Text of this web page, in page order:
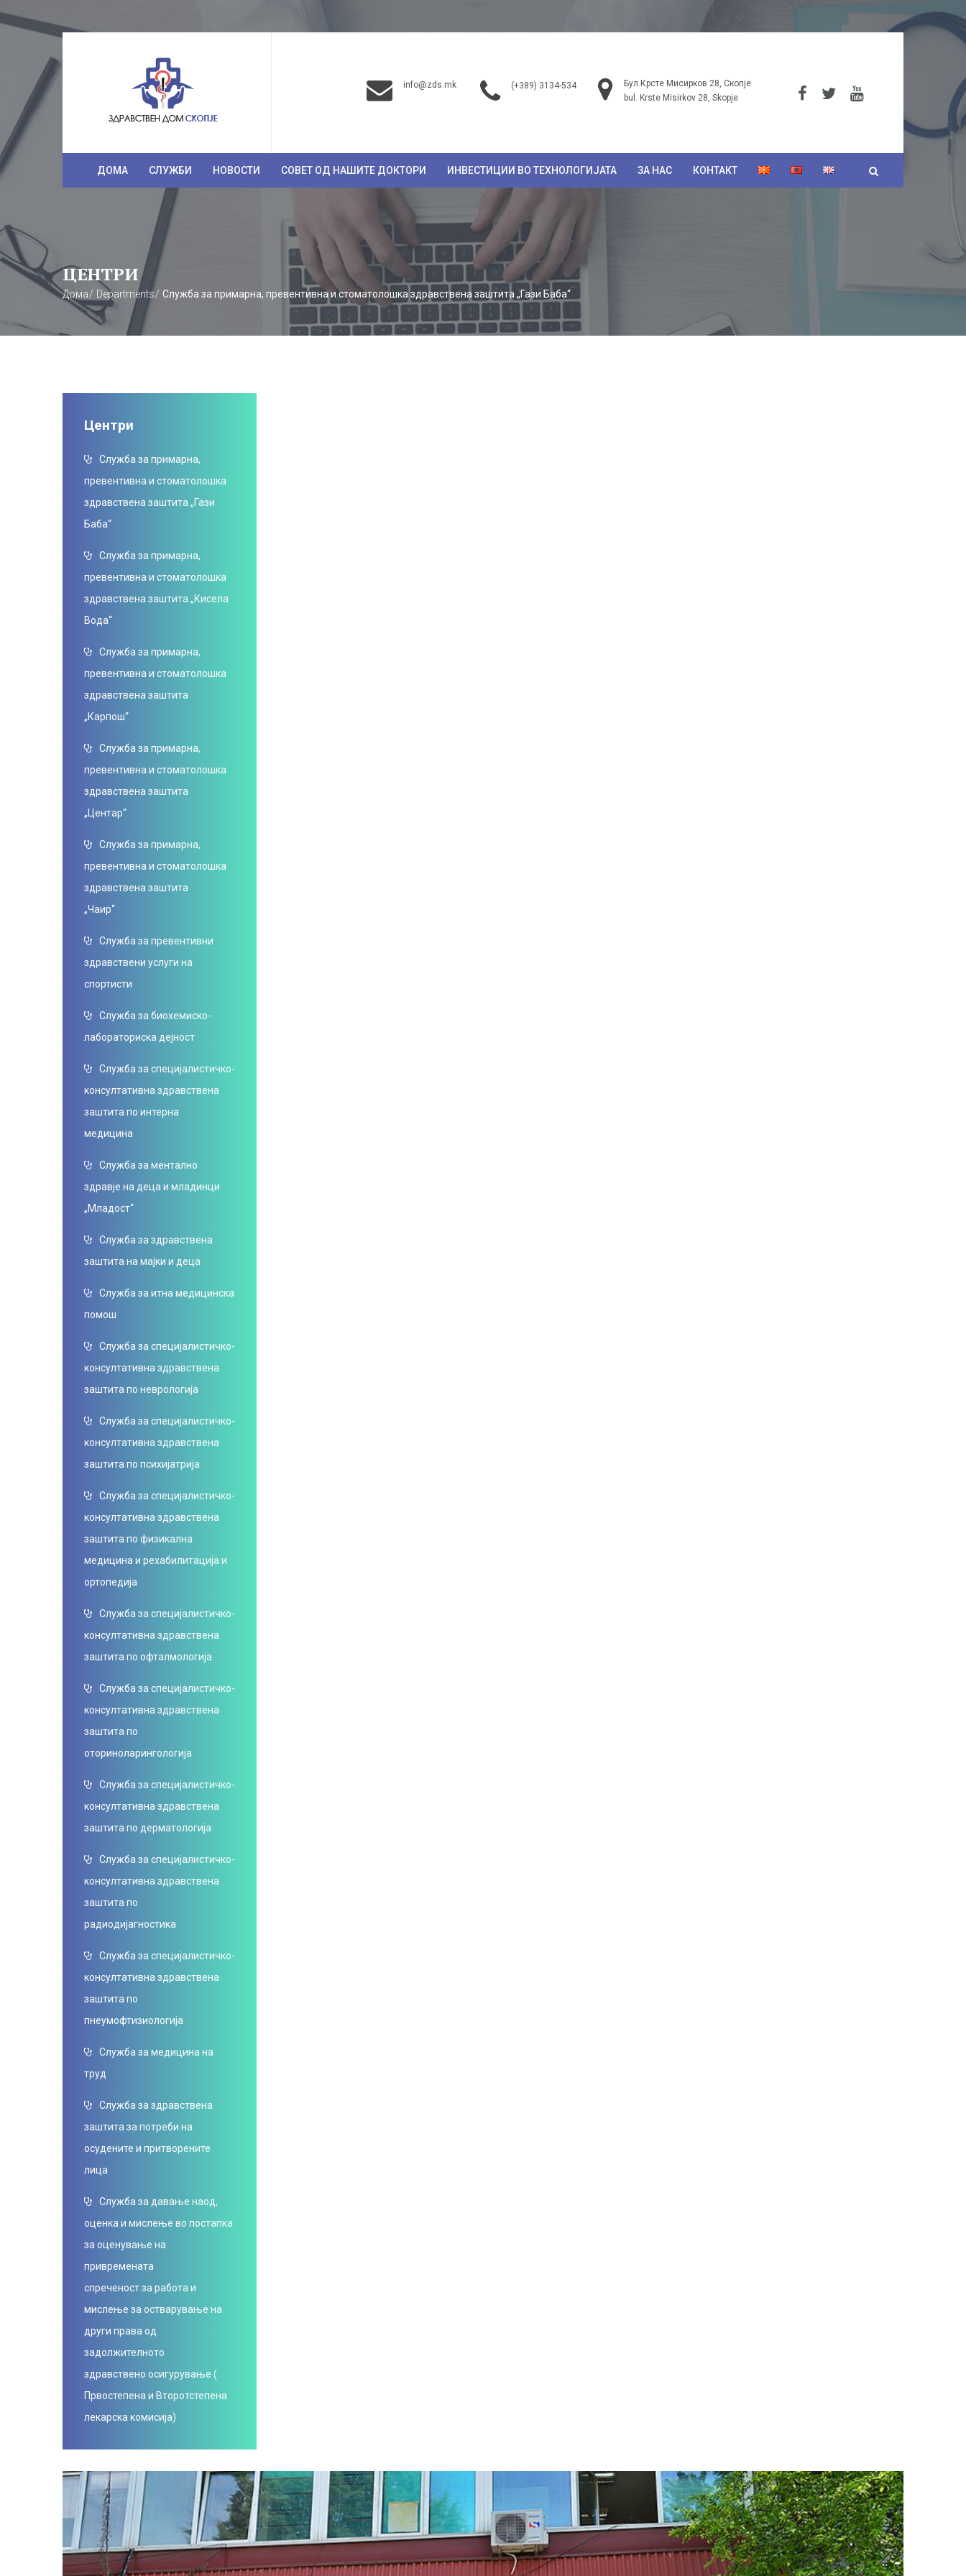
info@zds.mk (+389) 3134-534
Бул.Крсте Мисирков 28, Скопје
bul. Krste Misirkov 28, Skopje
ДОМА СЛУЖБИ НОВОСТИ СОВЕТ ОД НАШИТЕ ДОКТОРИ ИНВЕСТИЦИИ ВО ТЕХНОЛОГИЈАТА ЗА НАС КОНТАКТ
ЦЕНТРИ
Дома Departments Служба за примарна, превентивна и стоматолошка здравствена заштита „Гази Баба“
Центри
Служба за примарна,
превентивна и стоматолошка
здравствена заштита „Гази
Баба“
Служба за примарна,
превентивна и стоматолошка
здравствена заштита „Кисела
Вода“
Служба за примарна,
превентивна и стоматолошка
здравствена заштита
„Карпош“
Служба за примарна,
превентивна и стоматолошка
здравствена заштита
„Центар“
Служба за примарна,
превентивна и стоматолошка
здравствена заштита
„Чаир“
Служба за превентивни
здравствени услуги на
спортисти
Служба за биохемиско-
лабораториска дејност
Служба за специјалистичко-
консултативна здравствена
заштита по интерна
медицина
Служба за ментално
здравје на деца и младинци
„Младост“
Служба за здравствена
заштита на мајки и деца
Служба за итна медицинска
помош
Служба за специјалистичко-
консултативна здравствена
заштита по неврологија
Служба за специјалистичко-
консултативна здравствена
заштита по психијатрија
Служба за специјалистичко-
консултативна здравствена
заштита по физикална
медицина и рехабилитација и
ортопедија
Служба за специјалистичко-
консултативна здравствена
заштита по офталмологија
Служба за специјалистичко-
консултативна здравствена
заштита по
оториноларингологија
Служба за специјалистичко-
консултативна здравствена
заштита по дерматологија
Служба за специјалистичко-
консултативна здравствена
заштита по
радиодијагностика
Служба за специјалистичко-
консултативна здравствена
заштита по
пнеумофтизиологија
Служба за медицина на
труд
Служба за здравствена
заштита за потреби на
осудените и притворените
лица
Служба за давање наод,
оценка и мислење во постапка
за оценување на
привремената
спреченост за работа и
мислење за остварување на
други права од
задолжителното
здравствено осигурување (
Првостепена и Второтстепена
лекарска комисија)